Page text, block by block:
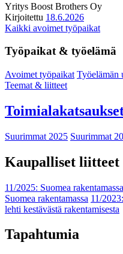
Yritys Boost Brothers Oy
Kirjoitettu 18.6.2026
Kaikki avoimet työpaikat
Työpaikat & työelämä
Avoimet työpaikat Työelämän
Teemat & liitteet
Suurimmat 2025 Suurimmat
Kaupalliset liitteet
11/2025: Suomea rakentamassa
Suomea rakentamassa 11/
lehti kestävästä rakentamisesta
Tapahtumia